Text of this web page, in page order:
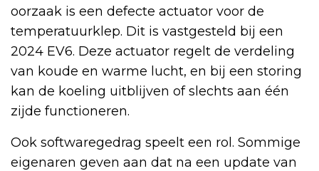
oorzaak is een defecte actuator voor de
temperatuurklep. Dit is vastgesteld bij een
2024 EV6. Deze actuator regelt de verdeling
van koude en warme lucht, en bij een storing
kan de koeling uitblijven of slechts aan één
zijde functioneren.
Ook softwaregedrag speelt een rol. Sommige
eigenaren geven aan dat na een update van